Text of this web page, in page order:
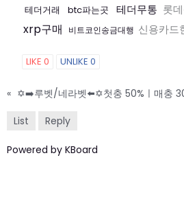
테더거래 btc파는곳 테더무통 롯
xrp구매
비트코인송금대행 신용카드
LIKE 0 UNLIKE 0
«
List
Reply
Powered by KBoard